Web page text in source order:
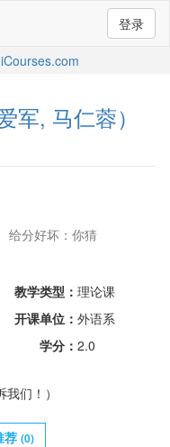
登录
iCourses.com
军, 马仁蓉）
给分好坏：你猜
教学类型： 理论课
开课单位： 外语系
学分： 2.0
们！）
荐 (0)